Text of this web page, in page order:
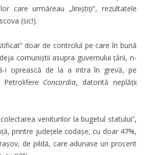
care urmăreau „liniştiţi”, rezultatele
(sic!).
doar de controlul pe care în bună
comuniştii asupra guvernului ţării, n-
i oprească de la a intra în grevă, pe
Concordia, datorită neplăţii
veniturilor la bugetul statului”,
printre judeţele codaşe, cu doar 47%,
de pildă, care adunase un procent